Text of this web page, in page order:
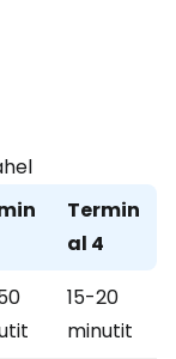
Termin
al 4
15-20
minutit